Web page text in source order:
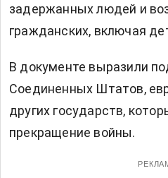
задержанных людей и
гражданских, включая
В документе выразили
Соединенных Штатов,
других государств,
прекращение войны.